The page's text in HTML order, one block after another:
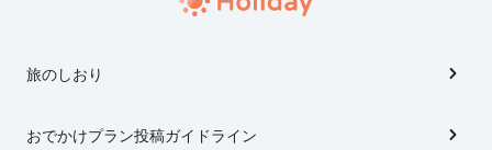
旅のしおり
おでかけプラン投稿ガイドライン